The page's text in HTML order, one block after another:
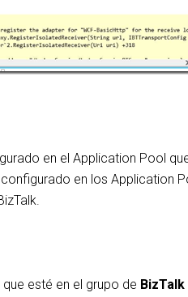
en el Application Pool
en los Application
esté en el grupo de